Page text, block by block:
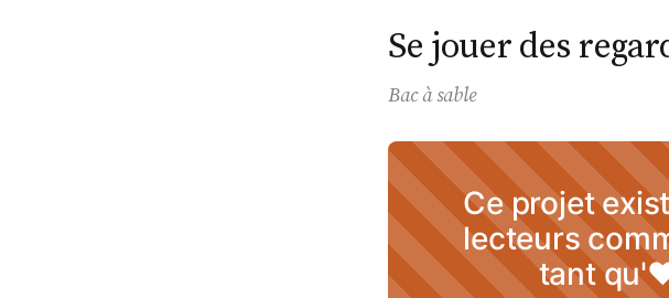
Se jouer des
Bac à sable
Ce projet
lecteurs
tant